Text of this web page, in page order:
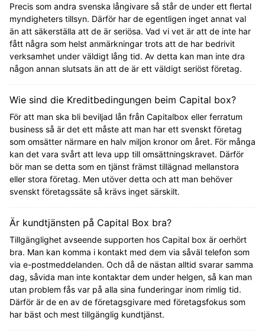
Precis som andra svenska långivare så står de under ett flertal
myndigheters tillsyn. Därför har de egentligen inget annat val
än att säkerställa att de är seriösa. Vad vi vet är att de inte har
fått några som helst anmärkningar trots att de har bedrivit
verksamhet under väldigt lång tid. Av detta kan man inte dra
någon annan slutsats än att de är ett väldigt seriöst företag.
Wie sind die Kreditbedingungen beim Capital box?
För att man ska bli beviljad lån från Capitalbox eller ferratum
business så är det ett måste att man har ett svenskt företag
som omsätter närmare en halv miljon kronor om året. För många
kan det vara svårt att leva upp till omsättningskravet. Därför
bör man se detta som en tjänst främst tillägnad mellanstora
eller stora företag. Men utöver detta och att man behöver
svenskt företagssäte så krävs inget särskilt.
Är kundtjänsten på Capital Box bra?
Tillgänglighet avseende supporten hos Capital box är oerhört
bra. Man kan komma i kontakt med dem via såväl telefon som
via e-postmeddelanden. Och då de nästan alltid svarar samma
dag, såvida man inte kontaktar dem under helgen, så kan man
utan problem fås var på alla sina funderingar inom rimlig tid.
Därför är de en av de företagsgivare med företagsfokus som
har bäst och mest tillgänglig kundtjänst.